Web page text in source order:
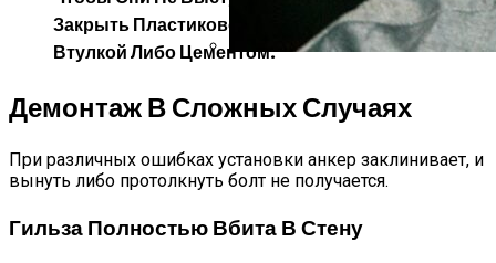
Закрыть Пластиковой Или Деревянной
Втулкой Либо Цементом.
Демонтаж В Сложных Случаях
При различных ошибках установки анкер заклинивает, и
вынуть либо протолкнуть болт не получается.
Гильза Полностью Вбита В Стену